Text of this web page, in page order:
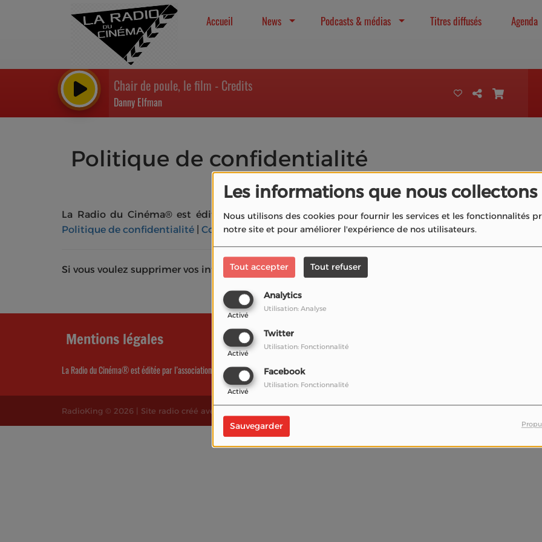
Les informations que nous collectons
Nous utilisons des cookies pour fournir les services et les fonctionnalités
notre site et pour améliorer l'expérience de nos utilisateurs.
Tout accepter Tout refuser
Analytics
Activé
Utilisation: Analyse
Twitter
Activé
Utilisation: Fonctionnalité
Facebook
Activé
Utilisation: Fonctionnalité
Sauvegarder
Accueil News Podcasts & médias Titres diffusés Agenda
Chair de poule, le film - Credits
Danny Elfman
Politique de confidentialité
La Radio du Cinéma® est éditée par l’association La Radio du Cinéma.Mentions légales|
Politique de confidentialité
Contact
Si vous voulez supprimer vos informations personnelles sur ce site, cliquez
Mentions légales
La Radio du Cinéma® est éditée par l’association La Radio du Cinéma.Mentions légales
RadioKing © 2026 | Site radio créé avec Politique